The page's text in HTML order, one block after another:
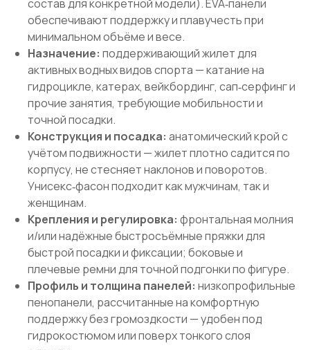
состав для конкретной модели). EVA‑панели
обеспечивают поддержку и плавучесть при
минимальном объёме и весе.
Назначение: поддерживающий жилет для
активных водных видов спорта — катание на
гидроцикле, катерах, вейкбординг, сап‑серфинг и
прочие занятия, требующие мобильности и
точной посадки.
Конструкция и посадка: анатомический крой с
учётом подвижности — жилет плотно садится по
корпусу, не стесняет наклонов и поворотов.
Унисекс‑фасон подходит как мужчинам, так и
женщинам.
Крепления и регулировка: фронтальная молния
и/или надёжные быстросъёмные пряжки для
быстрой посадки и фиксации; боковые и
плечевые ремни для точной подгонки по фигуре.
Профиль и толщина панелей: низкопрофильные
пенопанели, рассчитанные на комфортную
поддержку без громоздкости — удобен под
гидрокостюмом или поверх тонкого слоя